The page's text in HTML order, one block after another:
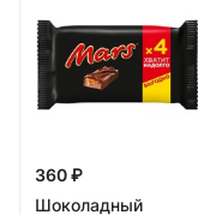
360 ₽
Шоколадный